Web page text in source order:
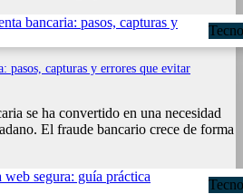
pasos, capturas y errores que evitar
se ha convertido en una necesidad
El fraude bancario crece de forma